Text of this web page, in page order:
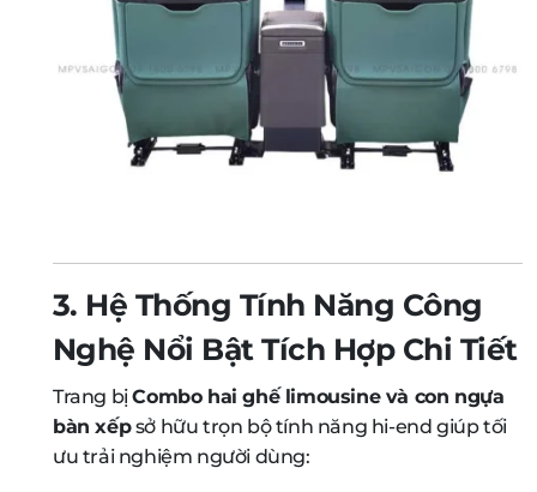
3. Hệ Thống Tính Năng Công
Nghệ Nổi Bật Tích Hợp Chi Tiết
Trang bịCombo hai ghế limousine và con ngựa
bàn xếpsở hữu trọn bộ tính năng hi-end giúp tối
ưu trải nghiệm người dùng: